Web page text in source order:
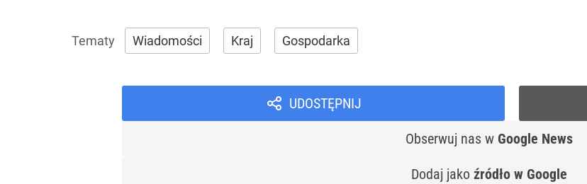
Wiadomości Kraj Gospodarka
UDOSTĘPNIJ
Obserwuj nas w Google News
Dodaj jako źródło w Google